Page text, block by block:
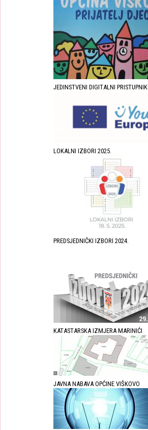
JEDINSTVENI DIGITALNI PRISTUPNIK
LOKALNI IZBORI 2025.
PREDSJEDNIČKI IZBORI 2024.
KATASTARSKA IZMJERA MARINIĆI
JAVNA NABAVA OPĆINE VIŠKOVO